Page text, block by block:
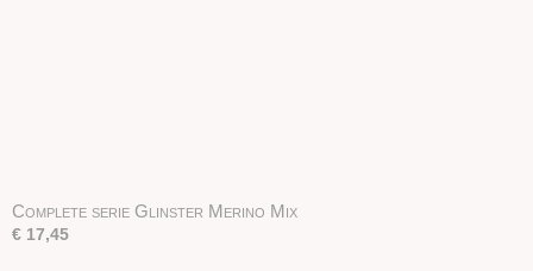
Complete serie Glinster Merino Mix
€ 17,45